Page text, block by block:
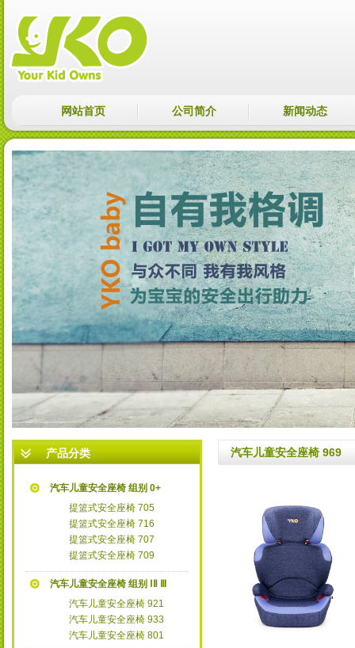
网站首页 公司简介 新闻动态
产品分类
汽车儿童安全座椅 组别 0+
提篮式安全座椅 705
提篮式安全座椅 716
提篮式安全座椅 707
提篮式安全座椅 709
汽车儿童安全座椅 组别 ⅠⅡ Ⅲ
汽车儿童安全座椅 921
汽车儿童安全座椅 933
汽车儿童安全座椅 801
汽车儿童安全座椅 969